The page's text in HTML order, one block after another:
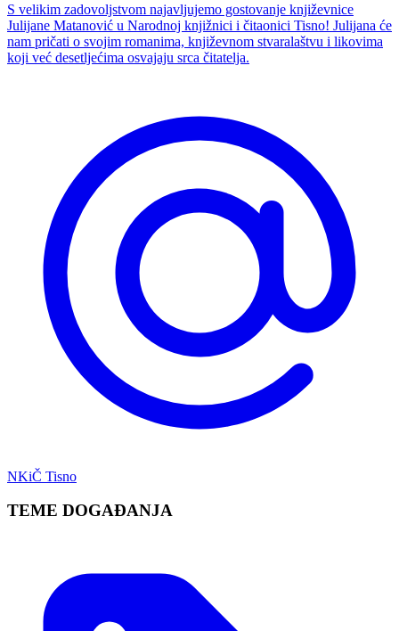
S velikim zadovoljstvom najavljujemo gostovanje književnice
Julijane Matanović u Narodnoj knjižnici i čitaonici Tisno! Julijana će
nam pričati o svojim romanima, književnom stvaralaštvu i likovima
koji već desetljećima osvajaju srca čitatelja.
NKiČ Tisno
TEME DOGAĐANJA